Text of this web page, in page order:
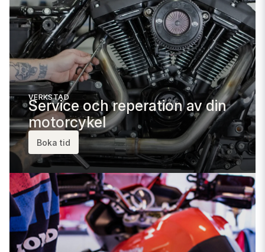
Service och reperation av din
motorcykel
VERKSTAD
Boka tid